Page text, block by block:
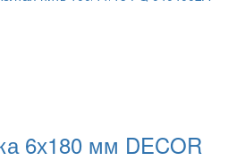
6х180 мм DECOR